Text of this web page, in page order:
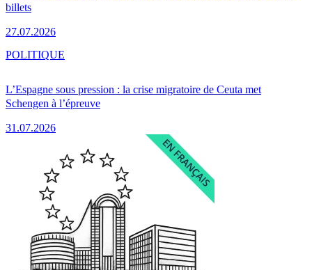
billets
27.07.2026
L’Espagne sous pression : la crise migratoire de Ceuta met
Schengen à l’épreuve
31.07.2026
POLITIQUE